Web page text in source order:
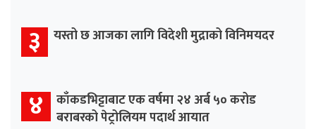
३ यस्तो छ आजका लागि विदेशी मुद्राको विनिमयदर
४ काँकडभिट्टाबाट एक वर्षमा २४ अर्ब ५० करोड
बराबरको पेट्रोलियम पदार्थ आयात